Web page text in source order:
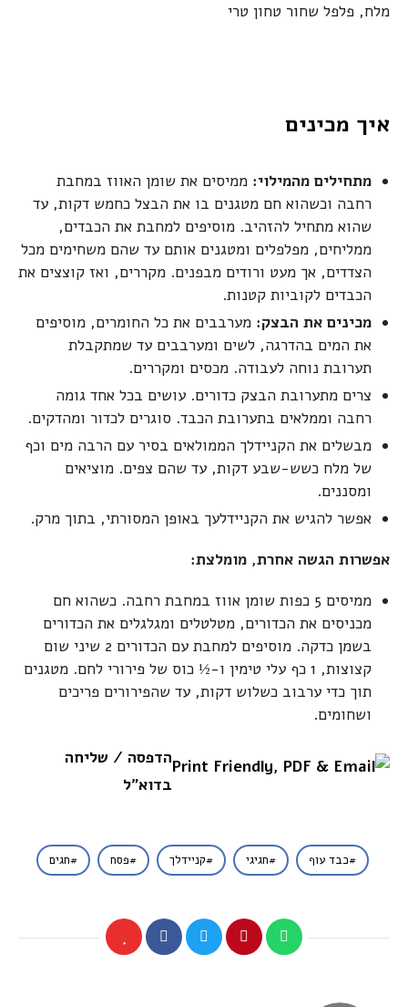
מלח, פלפל שחור טחון טרי
איך מכינים
מתחילים מהמילוי: ממיסים את שומן האווז במחבת
רחבה וכשהוא חם מטגנים בו את הבצל כחמש דקות, עד
שהוא מתחיל להזהיב. מוסיפים למחבת את הכבדים,
ממליחים, מפלפלים ומטגנים אותם עד שהם משחימים מכל
הצדדים, אך מעט ורודים מבפנים. מקררים, ואז קוצצים את
הכבדים לקוביות קטנות.
מכינים את הבצק: מערבבים את כל החומרים, מוסיפים
את המים בהדרגה, לשים ומערבבים עד שמתקבלת
תערובת נוחה לעבודה. מכסים ומקררים.
צרים מתערובת הבצק כדורים. עושים בכל אחד גומה
רחבה וממלאים בתערובת הכבד. סוגרים לכדור ומהדקים.
מבשלים את הקניידלך הממולאים בסיר עם הרבה מים וכף
של מלח כשש-שבע דקות, עד שהם צפים. מוציאים
ומסננים.
אפשר להגיש את הקניידלעך באופן המסורתי, בתוך מרק.
אפשרות הגשה אחרת, מומלצת:
ממיסים 5 כפות שומן אווז במחבת רחבה. כשהוא חם
מכניסים את הכדורים, מטלטלים ומגלגלים את הכדורים
בשמן כדקה. מוסיפים למחבת עם הכדורים 2 שיני שום
קצוצות, 1 כף עלי טימין ו-½ כוס של פירורי לחם. מטגנים
תוך כדי ערבוב כשלוש דקות, עד שהפירורים פריכים
ושחומים.
הדפסה / שליחה
בדוא"ל
כבד עוף חגיגי קניידלך פסח חגים